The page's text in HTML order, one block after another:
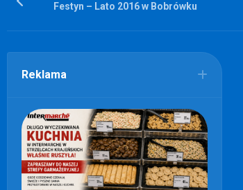
Festyn – Lato 2016 w Bobrówku
Reklama